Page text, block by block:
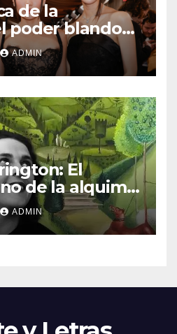
de la
poder blando
lenguaje del
ADMIN
El
de la alquimia
ADMIN